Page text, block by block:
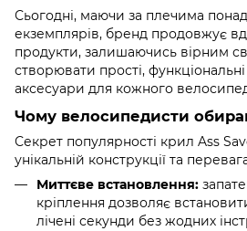
Сьогодні, маючи за плечима
екземплярів, бренд продовжує
продукти, залишаючись вірним
створювати прості, функціональні
аксесуари для кожного
Чому велосипедисти
Секрет популярності крил Ass
унікальній конструкції та
Миттєве встановлення:
кріплення дозволяє
лічені секунди без жодних